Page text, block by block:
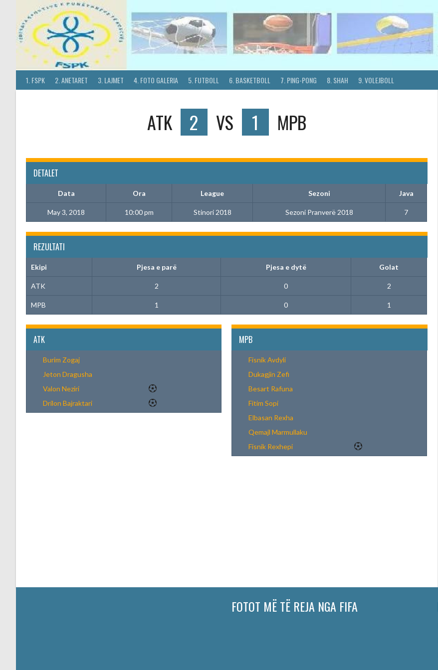
content
1. FSPK 2. ANETARET 3. LAJMET 4. FOTO GALERIA 5. FUTBOLL 6. BASKETBOLL 7. PING-PONG 8. SHAH 9. VOLEJBOLL
ATK 2 VS 1 MPB
DETALET
Data Ora League Sezoni Java
May 3, 2018 10:00 pm Stinori 2018 Sezoni Pranverë 2018 7
REZULTATI
Ekipi Pjesa e parë Pjesa e dytë Golat
ATK 2 0 2
MPB 1 0 1
ATK
Burim Zogaj
Jeton Dragusha
Valon Neziri
Drilon Bajraktari
MPB
Fisnik Avdyli
Dukagjin Zefi
Besart Rafuna
Fitim Sopi
Elbasan Rexha
Qemajl Marmullaku
Fisnik Rexhepi
FOTOT MË TË REJA NGA FIFA